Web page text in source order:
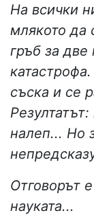
На всички
млякото да
гръб за две
съска и се
налеп... Но
Отговорът
науката...